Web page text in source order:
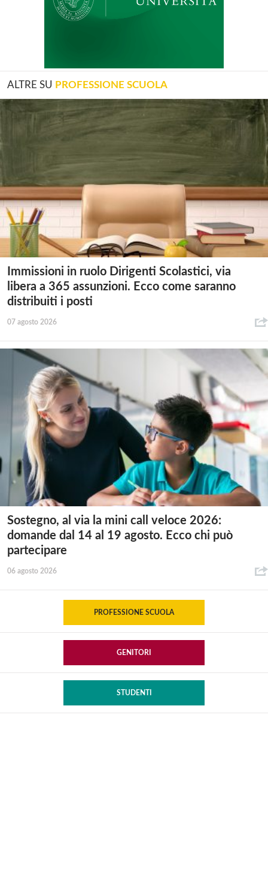
ALTRE SU PROFESSIONE SCUOLA
Immissioni in ruolo Dirigenti Scolastici, via
libera a 365 assunzioni. Ecco come saranno
distribuiti i posti
07 agosto 2026
Sostegno, al via la mini call veloce 2026:
domande dal 14 al 19 agosto. Ecco chi può
partecipare
06 agosto 2026
PROFESSIONE SCUOLA
GENITORI
STUDENTI